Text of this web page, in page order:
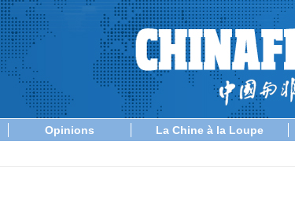
Opinions La Chine à la Loupe